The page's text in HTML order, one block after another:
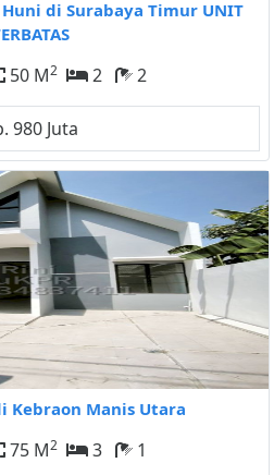
di Surabaya Timur UNIT
50 M2 2 2
980 Juta
Kebraon Manis Utara
75 M2 3 1